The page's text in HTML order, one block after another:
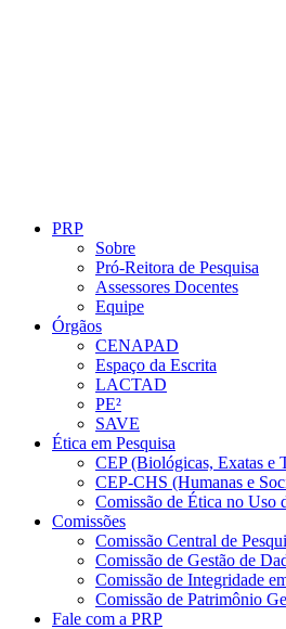
PRP
Sobre
Pró-Reitora de Pesquisa
Assessores Docentes
Equipe
Órgãos
CENAPAD
Espaço da Escrita
LACTAD
PE²
SAVE
Ética em Pesquisa
CEP (Biológicas, Exatas e
CEP-CHS (Humanas e
Comissão de Ética no Uso
Comissões
Comissão Central de
Comissão de Gestão de
Comissão de Integridade
Comissão de Patrimônio
Fale com a PRP